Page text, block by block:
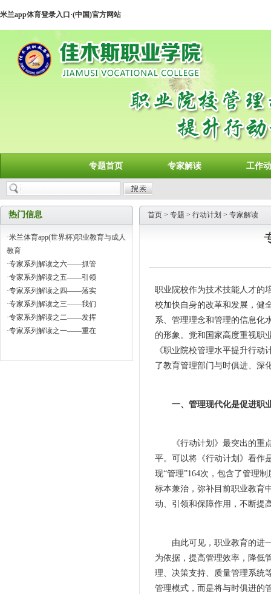
米兰app体育登录入口·(中国)官方网站
专题首页 专家解读 工作
热门信息
·米兰体育app(世界杯)职业教育与成人
教育
·专家系列解读之六——抓管
·专家系列解读之五——引领
·专家系列解读之四——落实
·专家系列解读之三——我们
·专家系列解读之二——发挥
·专家系列解读之一——重在
首页 > 专题 > 行动计划 > 专家解读
职业院校作为技术技能人才的
校加快自身的改革和发展，健
系、管理理念和管理的信息化
的形象。党和国家高度重视职
《职业院校管理水平提升行
了教育管理部门与时俱进、深
一、管理现代化是促进职
《行动计划》最突出的重点
平。可以将《行动计划》看作
现“管理”164次，包含了管理
标本兼治，弥补目前职业教育
动、引领和保障作用，不断提
由此可见，职业教育的进一
为依据，提高管理效率，降低
理、决策支持、质量管理系统
管理模式，而是将与时俱进的